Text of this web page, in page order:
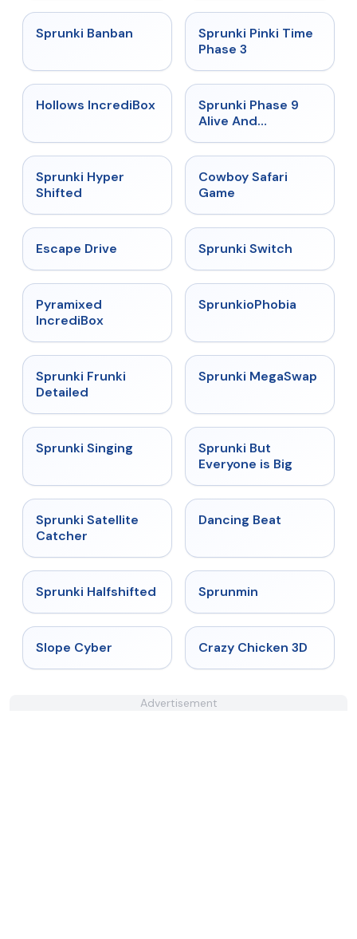
★
Sprunki Banban ★ 4.9
Sprunki Pinki Time
Phase 3
★ 4.3
Hollows IncrediBox ★
Sprunki Phase 9
Alive And
★
Sprunki Hyper
Shifted
Cowboy Safari
Game
Escape Drive ★
Sprunki Switch
Pyramixed
IncrediBox
★
SprunkioPhobia
★
Sprunki Frunki
Detailed
★ 4.5
Sprunki MegaSwap
★
Sprunki Singing
Sprunki But
Everyone is Big
★ 4.4
Sprunki Satellite
Catcher
Dancing Beat
★ 4.9
Sprunki Halfshifted Sprunmin
Slope Cyber ★ 4.8
Crazy Chicken 3D
Advertisement